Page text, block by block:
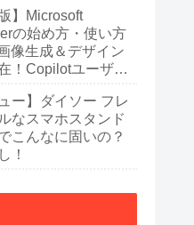
】Microsoft
の始め方・使い方
像生成＆デザイン
！Copilotユーザー
ー】ダイソー フレ
なスマホスタンド
こんなに固いの？
！